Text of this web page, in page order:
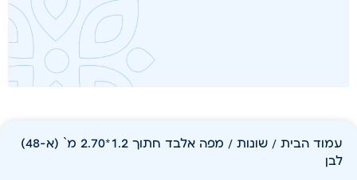
עמוד הבית / שונות
/ מפה אלבד חתוך 1.2*2.70 מ` (א-48)
לבן